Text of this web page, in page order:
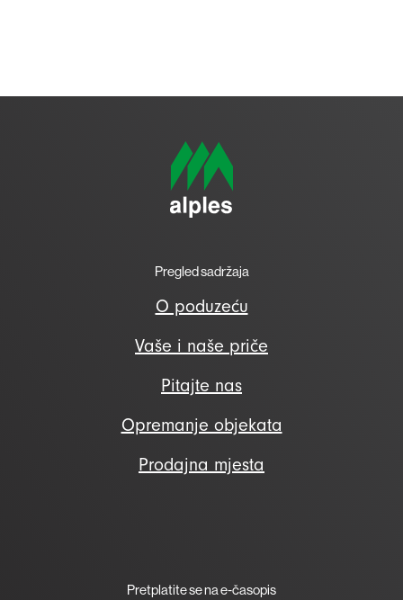
Pregled sadržaja
O poduzeću
Vaše i naše priče
Pitajte nas
Opremanje objekata
Prodajna mjesta
Pretplatite se na e-časopis